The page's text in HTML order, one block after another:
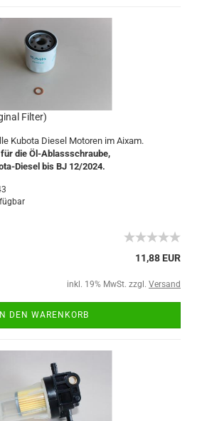
Filter)
Kubota Diesel Motoren im Aixam.
die Öl-Ablassschraube,
Diesel bis BJ 12/2024.
11,88 EUR
inkl. 19% MwSt. zzgl. Versand
IN DEN WARENKORB